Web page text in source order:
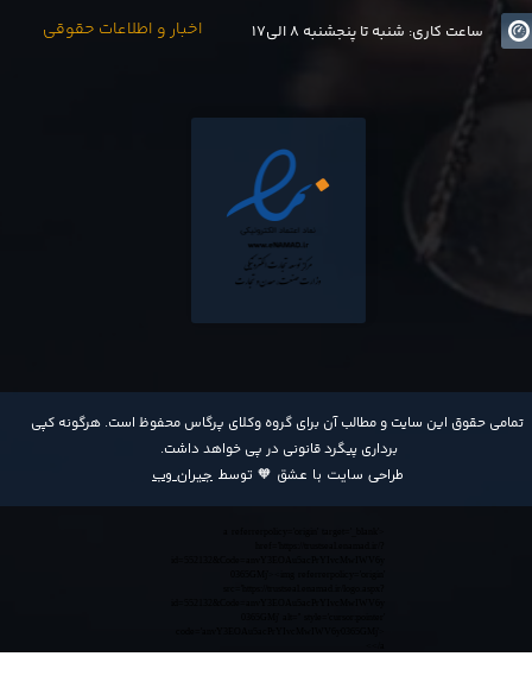
​تمامی حقوق این سایت و مطالب آن برای گروه وکلای پرگاس محفوظ است. هرگونه کپی
برداری پیگرد قانونی در پی خواهد داشت​​​​​​​.
طراحی سایت با عشق 🧡 توسط جیران وب
اخبار و اطلاعات حقوقی
ساعت کاری: شنبه تا پنجشنبه 8 الی17